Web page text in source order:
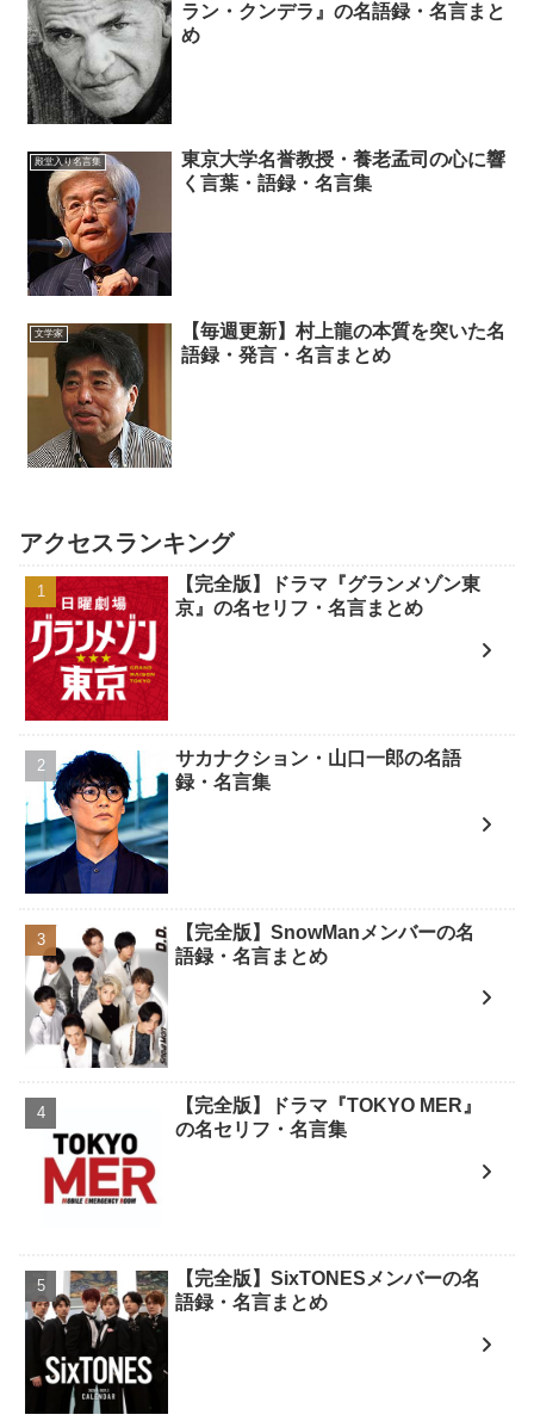
ラン・クンデラ』の名語録・名言まと
め
殿堂入り名言集
東京大学名誉教授・養老孟司の心に響
く言葉・語録・名言集
文学家
【毎週更新】村上龍の本質を突いた名
語録・発言・名言まとめ
アクセスランキング
【完全版】ドラマ『グランメゾン東
京』の名セリフ・名言まとめ
サカナクション・山口一郎の名語
録・名言集
【完全版】SnowManメンバーの名
語録・名言まとめ
【完全版】ドラマ『TOKYO MER』
の名セリフ・名言集
【完全版】SixTONESメンバーの名
語録・名言まとめ